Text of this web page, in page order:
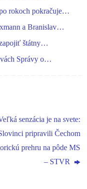
rokoch pokračuje…
a Branislav…
zapojiť štátny…
Správy o…
senzácia je na svete:
pripravili Čechom
prehru na pôde MS
– STVR